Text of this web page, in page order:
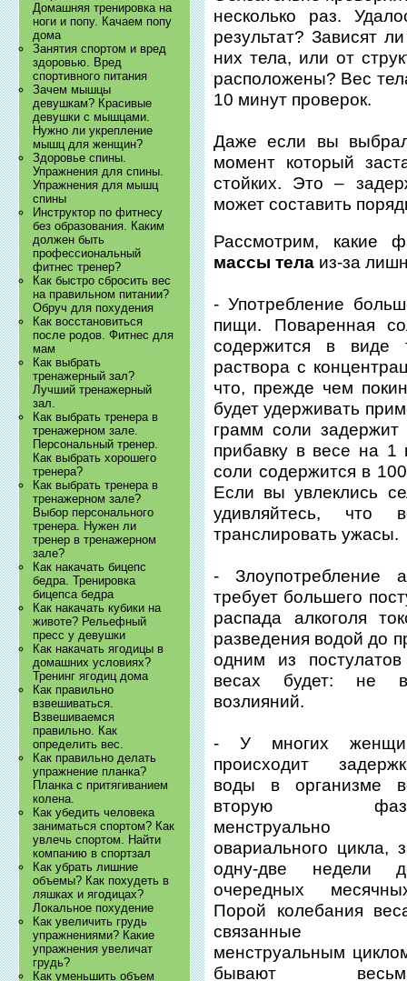
Домашняя тренировка на
ноги и попу. Качаем попу
дома
Занятия спортом и вред
здоровью. Вред
спортивного питания
Зачем мышцы
девушкам? Красивые
девушки с мышцами.
Нужно ли укрепление
мышц для женщин?
Здоровье спины.
Упражнения для спины.
Упражнения для мышц
спины
Инструктор по фитнесу
без образования. Каким
должен быть
профессиональный
фитнес тренер?
Как быстро сбросить вес
на правильном питании?
Обруч для похудения
Как восстановиться
после родов. Фитнес для
мам
Как выбрать
тренажерный зал?
Лучший тренажерный
зал.
Как выбрать тренера в
тренажерном зале.
Персональный тренер.
Как выбрать хорошего
тренера?
Как выбрать тренера в
тренажерном зале?
Выбор персонального
тренера. Нужен ли
тренер в тренажерном
зале?
Как накачать бицепс
бедра. Тренировка
бицепса бедра
Как накачать кубики на
животе? Рельефный
пресс у девушки
Как накачать ягодицы в
домашних условиях?
Тренинг ягодиц дома
Как правильно
взвешиваться.
Взвешиваемся
правильно. Как
определить вес.
Как правильно делать
упражнение планка?
Планка с притягиванием
колена.
Как убедить человека
заниматься спортом? Как
увлечь спортом. Найти
компанию в спортзал
Как убрать лишние
объемы? Как похудеть в
ляшках и ягодицах?
Локальное похудение
Как увеличить грудь
упражнениями? Какие
упражнения увеличат
грудь?
Как уменьшить объем
несколько раз.
результат? Зависят
них тела, или от
расположены? Вес
10 минут проверок.
Даже если вы
момент который
стойких. Это –
может составить
Рассмотрим, какие
массы тела из-за
- Употребление
пищи. Поваренная
содержится в виде
раствора с
что, прежде чем
будет удерживать
грамм соли
прибавку в весе на 1
соли содержится в
Если вы увлеклись
удивляйтесь, что
транслировать ужасы.
- Злоупотребление
требует большего
распада алкоголя
разведения водой до
одним из
весах будет: не
возлияний.
- У многих
происходит
воды в организме
вторую
менструально
овариального цикла,
одну-две недели
очередных
Порой колебания
связанные
менструальным
бывают